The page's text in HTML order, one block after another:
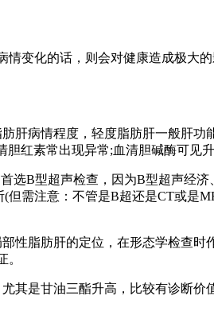
化的话，则会对健康造成极大
病情程度，轻度脂肪肝一般肝功
红素常出现异常;血清胆碱酶可见升
B型超声检查，因为B型超声经济
需注意：不管是B超还是CT或是
脂肪肝的定位，在形态学检查时
是甘油三酯升高，比较有诊断价